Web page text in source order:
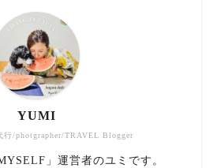
行/photgrapher/TRAVEL Blogger
YUMI
」運営者のユミです。